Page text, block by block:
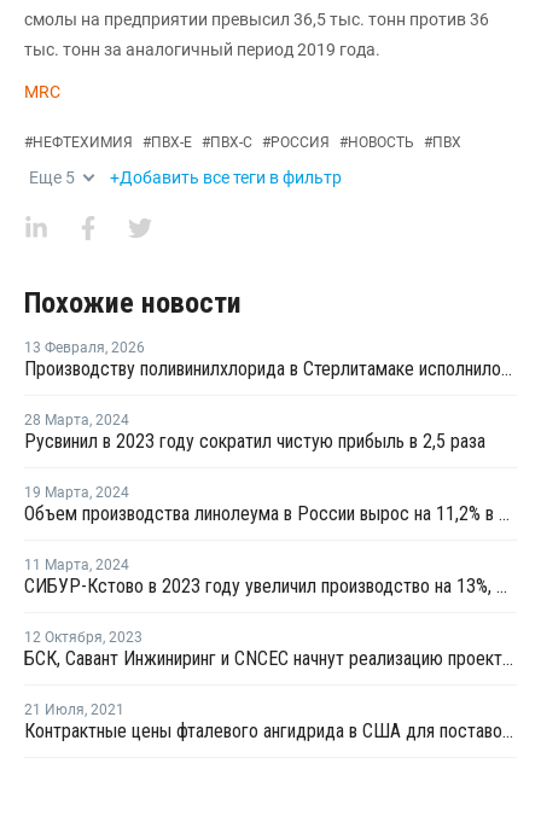
смолы на предприятии превысил 36,5 тыс. тонн против 36
тыс. тонн за аналогичный период 2019 года.
MRC
#НЕФТЕХИМИЯ #ПВХ-Е #ПВХ-С #РОССИЯ #НОВОСТЬ #ПВХ
Еще 5 +Добавить все теги в фильтр
Похожие новости
13 Февраля, 2026
Производству поливинилхлорида в Стерлитамаке исполнилось 60 лет
28 Марта, 2024
Русвинил в 2023 году сократил чистую прибыль в 2,5 раза
19 Марта, 2024
Объем производства линолеума в России вырос на 11,2% в 2023 году
11 Марта, 2024
СИБУР-Кстово в 2023 году увеличил производство на 13%, Русвинил — на 6%
12 Октября, 2023
БСК, Савант Инжиниринг и CNCEC начнут реализацию проекта по производству эмульсионного ПВХ
21 Июля, 2021
Контрактные цены фталевого ангидрида в США для поставок в августе выросли на USD44 за тонну